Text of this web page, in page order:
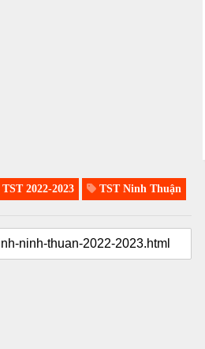
2022-2023 TST Ninh Thuận